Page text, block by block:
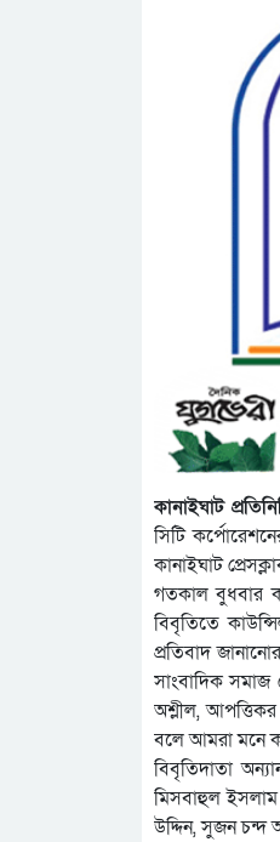
কানাইঘাট
সিটি
কানাইঘাট
গতকাল বুধবার
বিবৃতিতে
প্রতিবাদ
সাংবাদিক
অশ্লীল,
বলে আমরা মনে
বিবৃতিদাতা
মিসবাহুল
উদ্দিন, সুজন চন্দ